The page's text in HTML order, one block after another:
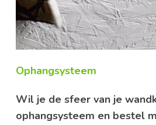
Ophangsysteem
Wil je de sfeer van je
ophangsysteem en bestel